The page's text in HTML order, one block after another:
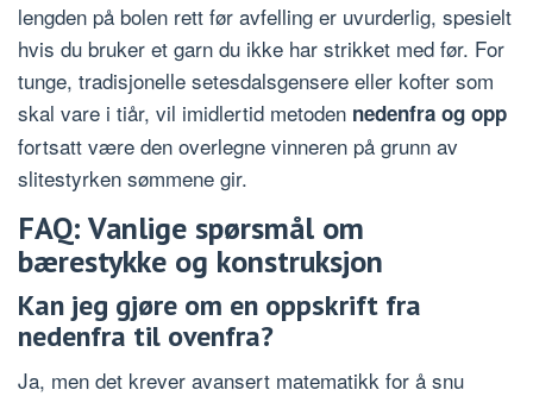
lengden på bolen rett før avfelling er uvurderlig, spesielt
hvis du bruker et garn du ikke har strikket med før. For
tunge, tradisjonelle setesdalsgensere eller kofter som
skal vare i tiår, vil imidlertid metoden nedenfra og opp
fortsatt være den overlegne vinneren på grunn av
slitestyrken sømmene gir.
FAQ: Vanlige spørsmål om
bærestykke og konstruksjon
Kan jeg gjøre om en oppskrift fra
nedenfra til ovenfra?
Ja, men det krever avansert matematikk for å snu